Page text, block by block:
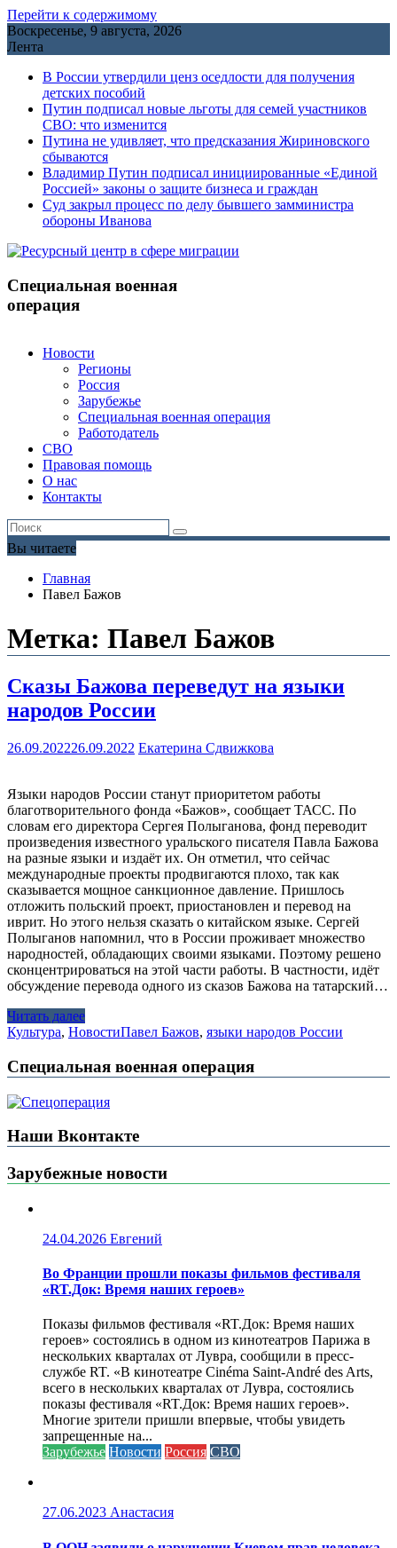
Перейти к содержимому
Воскресенье, 9 августа, 2026
Лента
В России утвердили ценз оседлости для получения
детских пособий
Путин подписал новые льготы для семей участников
СВО: что изменится
Путина не удивляет, что предсказания Жириновского
сбываются
Владимир Путин подписал инициированные «Единой
Россией» законы о защите бизнеса и граждан
Cуд закрыл процесс по делу бывшего замминистра
обороны Иванова
Специальная военная
операция
Новости
Регионы
Россия
Зарубежье
Специальная военная операция
Работодатель
СВО
Правовая помощь
О нас
Контакты
Вы читаете
Главная
Павел Бажов
Метка: Павел Бажов
Сказы Бажова переведут на языки
народов России
26.09.202226.09.2022 Екатерина Сдвижкова
Языки народов России станут приоритетом работы
благотворительного фонда «Бажов», сообщает ТАСС. По
словам его директора Сергея Полыганова, фонд переводит
произведения известного уральского писателя Павла Бажова
на разные языки и издаёт их. Он отметил, что сейчас
международные проекты продвигаются плохо, так как
сказывается мощное санкционное давление. Пришлось
отложить польский проект, приостановлен и перевод на
иврит. Но этого нельзя сказать о китайском языке. Сергей
Полыганов напомнил, что в России проживает множество
народностей, обладающих своими языками. Поэтому решено
сконцентрироваться на этой части работы. В частности, идёт
обсуждение перевода одного из сказов Бажова на татарский…
Читать далее
Культура, НовостиПавел Бажов, языки народов России
Специальная военная операция
Наши Вконтакте
Зарубежные новости
24.04.2026 Евгений
Во Франции прошли показы фильмов фестиваля
«RT.Док: Время наших героев»
Показы фильмов фестиваля «RT.Док: Время наших
героев» состоялись в одном из кинотеатров Парижа в
нескольких кварталах от Лувра, сообщили в пресс-
службе RT. «В кинотеатре Cinéma Saint-André des Arts,
всего в нескольких кварталах от Лувра, состоялись
показы фестиваля «RT.Док: Время наших героев».
Многие зрители пришли впервые, чтобы увидеть
запрещенные на...
Зарубежье Новости Россия СВО
27.06.2023 Анастасия